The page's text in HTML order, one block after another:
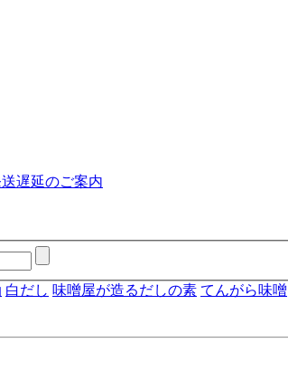
遅延のご案内
白だし 味噌屋が造るだしの素 てんがら味噌